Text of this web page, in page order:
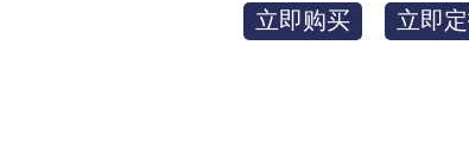
立即购买 立即